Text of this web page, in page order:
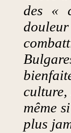
des «
même
plus